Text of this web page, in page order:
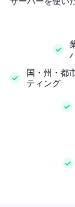
国・州・都
ティング